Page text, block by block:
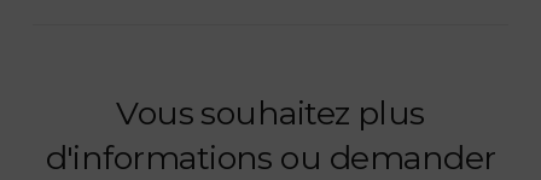
Vous souhaitez plus
d'informations ou demander